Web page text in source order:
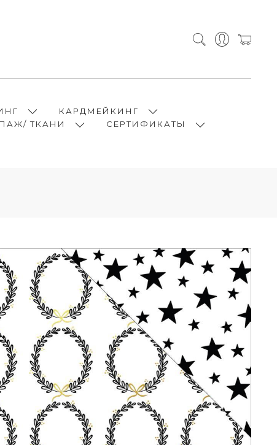
КАРДМЕЙКИНГ
ТКАНИ
СЕРТИФИКАТЫ